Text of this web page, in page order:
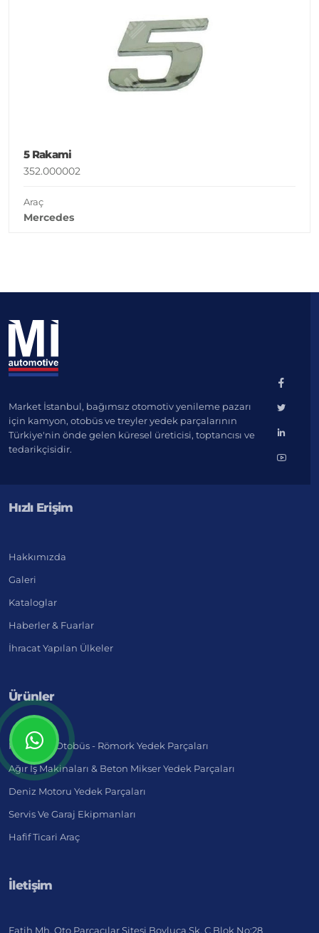
5 Rakami
352.000002
Araç
Mercedes
Market İstanbul, bağımsız otomotiv yenileme pazarı
için kamyon, otobüs ve treyler yedek parçalarının
Türkiye'nin önde gelen küresel üreticisi, toptancısı ve
tedarikçisidir.
Hızlı Erişim
Hakkımızda
Galeri
Kataloglar
Haberler & Fuarlar
İhracat Yapılan Ülkeler
Ürünler
Kamyon - Otobüs - Römork Yedek Parçaları
Ağır İş Makinaları & Beton Mikser Yedek Parçaları
Deniz Motoru Yedek Parçaları
Servis Ve Garaj Ekipmanları
Hafif Ticari Araç
İletişim
Fatih Mh. Oto Parçacılar Sitesi Boyluca Sk. C Blok No:28